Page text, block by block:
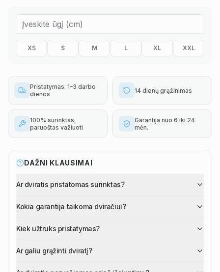
XS S M L XL XXL
Pristatymas: 1–3 darbo
dienos
14 dienų grąžinimas
100% surinktas,
paruoštas važiuoti
Garantija nuo 6 iki 24
mėn.
DAŽNI KLAUSIMAI
Ar dviratis pristatomas surinktas?
Kokia garantija taikoma dviračiui?
Kiek užtruks pristatymas?
Ar galiu grąžinti dviratį?